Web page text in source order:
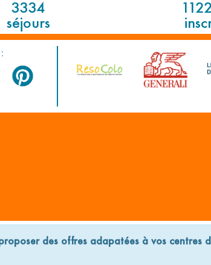
3334
séjours
Plan du site
des offres adapatées à vos